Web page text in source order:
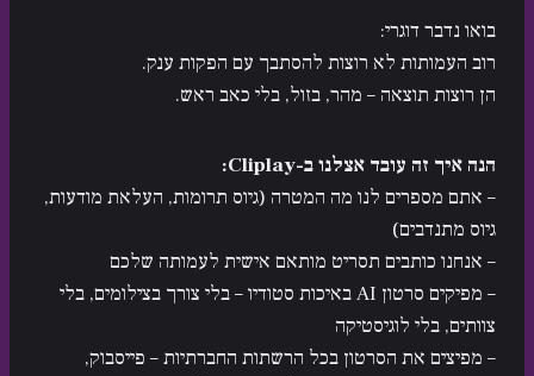
בואו נדבר דוגרי:
רוב העמותות לא רוצות להסתבך עם הפקות ענק.
הן רוצות תוצאה – מהר, בזול, בלי כאב ראש.
הנה איך זה עובד אצלנו ב-Cliplay:
– אתם מספרים לנו מה המטרה (גיוס תרומות, העלאת מודעות,
גיוס מתנדבים)
– אנחנו כותבים תסריט מותאם אישית לעמותה שלכם
– מפיקים סרטון AI באיכות סטודיו – בלי צורך בצילומים, בלי
צוותים, בלי לוגיסטיקה
– מפיצים את הסרטון בכל הרשתות החברתיות – פייסבוק,